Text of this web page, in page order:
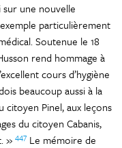
sur une nouvelle
particulièrement
Soutenue le 18
rend hommage à
cours d’hygiène
beaucoup aussi à la
citoyen Pinel, aux leçons
du citoyen Cabanis,
» 447 Le mémoire de